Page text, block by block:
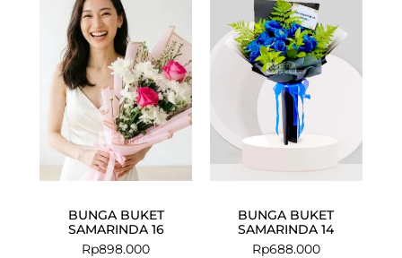
BUNGA BUKET
SAMARINDA 16
Rp898.000
BUNGA BUKET
SAMARINDA 14
Rp688.000